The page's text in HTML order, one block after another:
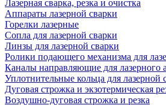
Лазерная сварка, резка и очистка
Аппараты лазерной сварки
Горелки лазерные
Сопла для лазерной сварки
Линзы для лазерной сварки
Ролики подающего механизма для
Каналы направляющие для лазерного
Уплотнительные кольца для лазерной
Дуговая строжка и экзотермическая
Воздушно-дуговая строжка и резка